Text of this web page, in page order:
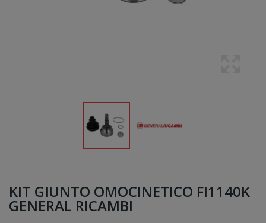
KIT GIUNTO OMOCINETICO FI1140K
GENERAL RICAMBI